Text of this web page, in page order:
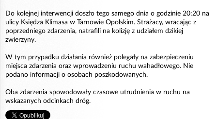
Do kolejnej interwencji doszło tego samego dnia o godzinie 20:20 na
ulicy Księdza Klimasa w Tarnowie Opolskim. Strażacy, wracając z
poprzedniego zdarzenia, natrafili na kolizję z udziałem dzikiej
zwierzyny.
W tym przypadku działania również polegały na zabezpieczeniu
miejsca zdarzenia oraz wprowadzeniu ruchu wahadłowego. Nie
podano informacji o osobach poszkodowanych.
Oba zdarzenia spowodowały czasowe utrudnienia w ruchu na
wskazanych odcinkach dróg.